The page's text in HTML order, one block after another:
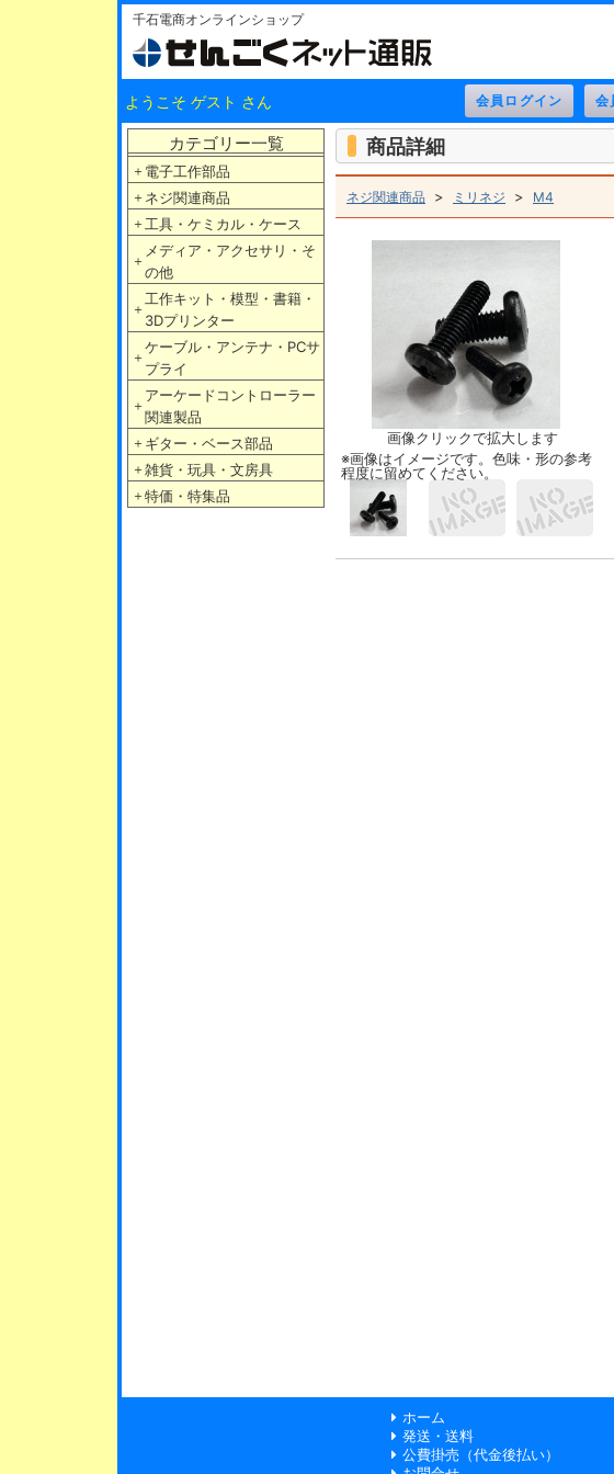
千石電商オンラインショップ
ようこそ ゲスト さん
カテゴリー一覧
＋ 電子工作部品
＋ ネジ関連商品
＋ 工具・ケミカル・ケース
＋
メディア・アクセサリ・そ
の他
＋
工作キット・模型・書籍・
3Dプリンター
＋
ケーブル・アンテナ・PCサ
プライ
＋
アーケードコントローラー
関連製品
＋ ギター・ベース部品
＋ 雑貨・玩具・文房具
＋ 特価・特集品
商品詳細
ネジ関連商品 > ミリネジ > M4
画像クリックで拡大します
※画像はイメージです。色味・形の参考
程度に留めてください。
ホーム
発送・送料
公費掛売（代金後払い）